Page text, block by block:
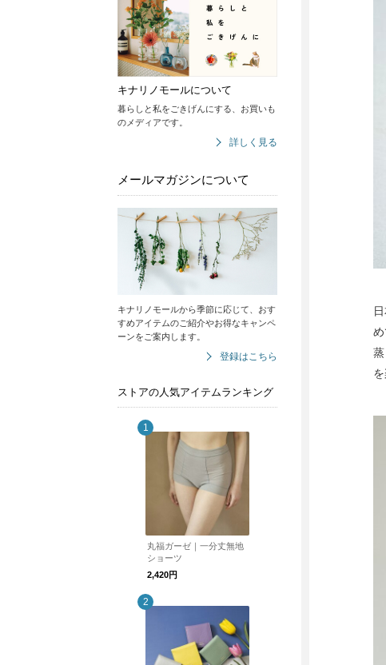
キナリノモールについて
暮らしと私をごきげんにする、お買いも
のメディアです。
詳しく見る
メールマガジンについて
キナリノモールから季節に応じて、おす
すめアイテムのご紹介やお得なキャンペ
ーンをご案内します。
登録はこちら
ストアの人気アイテムランキング
丸福ガーゼ｜一分丈無地
ショーツ
2,420円